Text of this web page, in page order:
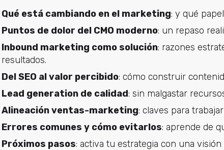
Qué está cambiando en el marketing: y qué
Puntos de dolor del CMO moderno: un repaso
Inbound marketing como solución: razones
resultados.
Del SEO al valor percibido: cómo construir
Lead generation de calidad: sin malgastar
Alineación ventas-marketing: claves para
Errores comunes y cómo evitarlos: aprende de
Próximos pasos: activa tu estrategia con una visión